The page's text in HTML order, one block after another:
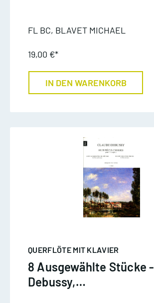
FL BC, BLAVET MICHAEL
19,00 €*
IN DEN WARENKORB
QUERFLÖTE MIT KLAVIER
8 Ausgewählte Stücke -
Debussy,